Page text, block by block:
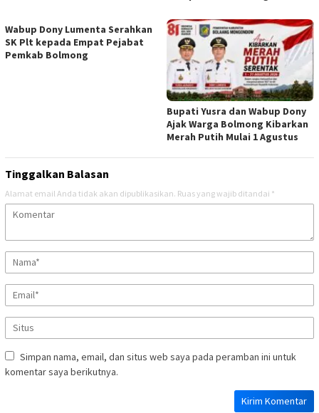
Wabup Dony Lumenta Serahkan
SK Plt kepada Empat Pejabat
Pemkab Bolmong
Bupati Yusra dan Wabup Dony
Ajak Warga Bolmong Kibarkan
Merah Putih Mulai 1 Agustus
Tinggalkan Balasan
Alamat email Anda tidak akan dipublikasikan. Ruas yang wajib ditandai *
Simpan nama, email, dan situs web saya pada peramban ini untuk
komentar saya berikutnya.